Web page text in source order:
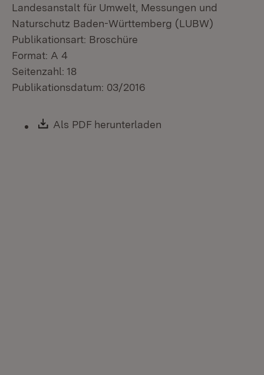
Landesanstalt für Umwelt, Messungen und
Naturschutz Baden-Württemberg (LUBW)
Publikationsart: Broschüre
Format: A 4
Seitenzahl: 18
Publikationsdatum: 03/2016
Download:
Als PDF herunterladen